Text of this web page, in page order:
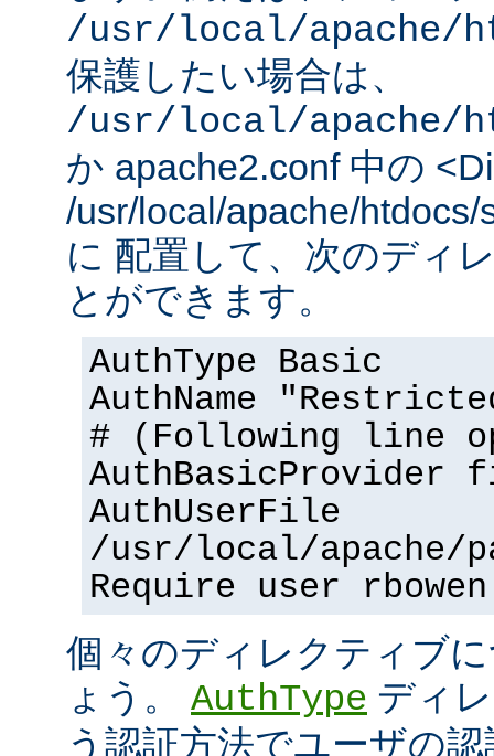
/usr/local/apache/
保護したい場合は、
/usr/local/apache/
か apache2.conf 中の
/usr/local/apache/
に 配置して、次のディ
とができます。
AuthType Basic
AuthName
# (Following line
AuthBasicProvider
AuthUserFile
/usr/local/apache/
Require user rbowen
個々のディレクティブ
ょう。 AuthType ディ
う認証方法でユーザの